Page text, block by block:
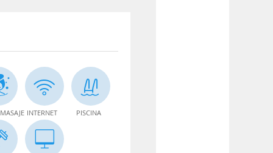
INTERNET PISCINA